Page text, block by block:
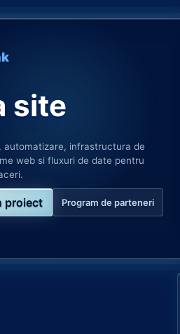
site
automatizare, infrastructura de
web si fluxuri de date pentru
proiect Program de parteneri